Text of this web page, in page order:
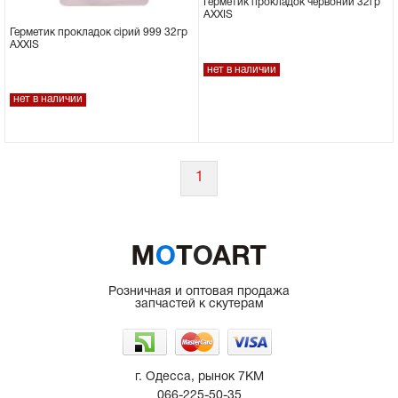
Сцепное устройство, шплинт
Герметик прокладок сірий 999 32гр
AXXIS
нет в наличии
Герметик прокладок червоний 32гр
AXXIS
нет в наличии
Розничная и оптовая продажа
запчастей к скутерам
г. Одесса, рынок 7КМ
066-225-50-35